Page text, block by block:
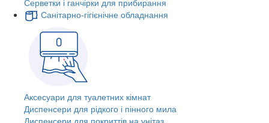
Санітарно-гігієнічне обладнання
Аксесуари для туалетних кімнат
Диспенсери для рідкого і пінного мила